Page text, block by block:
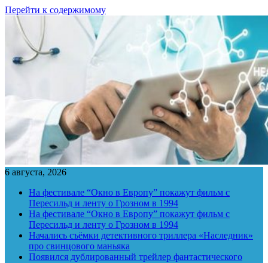
Перейти к содержимому
6 августа, 2026
На фестивале “Окно в Европу” покажут фильм с
Пересильд и ленту о Грозном в 1994
На фестивале “Окно в Европу” покажут фильм с
Пересильд и ленту о Грозном в 1994
Начались съёмки детективного триллера «Наследник»
про свинцового маньяка
Появился дублированный трейлер фантастического